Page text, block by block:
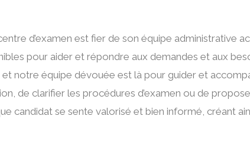
d’examen est fier de son équipe administrative
pour aider et répondre aux demandes et aux
notre équipe dévouée est là pour guider et
de clarifier les procédures d’examen ou de
candidat se sente valorisé et bien informé, créant